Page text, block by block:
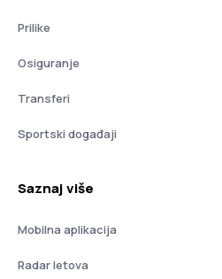
Prilike
Osiguranje
Transferi
Sportski događaji
Saznaj više
Mobilna aplikacija
Radar letova